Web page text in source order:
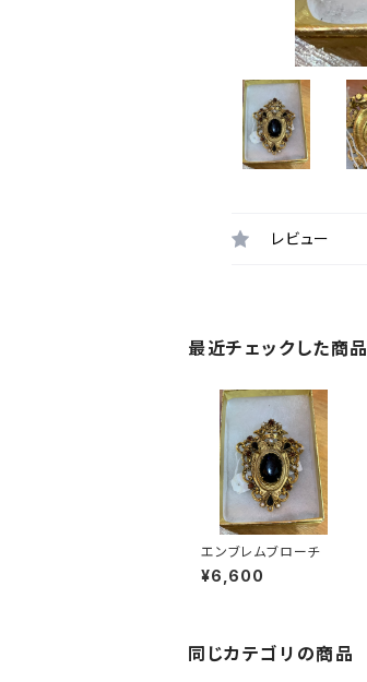
レビュー
最近チェックした商品
エンブレムブローチ
¥6,600
同じカテゴリの商品